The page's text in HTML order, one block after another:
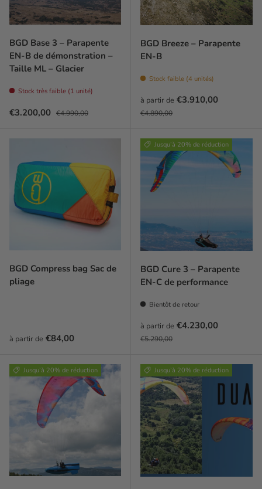
BGD Base 3 – Parapente
EN-B de démonstration –
Taille ML – Glacier
Stock très faible (1 unité)
Prix soldé
€3.200,00 Prix habituel
€4.990,00
BGD Breeze – Parapente
EN-B
Stock faible (4 unités)
Prix soldé
à partir de €3.910,00
Prix habituel
€4.890,00
BGD Compress bag Sac de
pliage
Prix habituel
à partir de €84,00
Jusqu’à 20% de réduction
BGD Cure 3 – Parapente
EN-C de performance
Bientôt de retour
Prix soldé
à partir de €4.230,00
Prix habituel
€5.290,00
Jusqu’à 20% de réduction Jusqu’à 20% de réduction